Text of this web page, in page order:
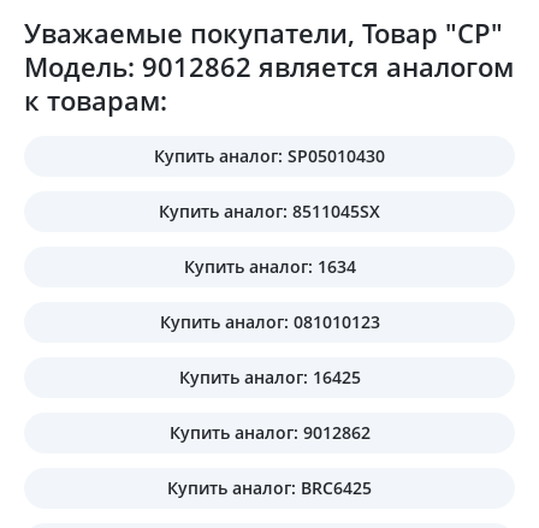
Уважаемые покупатели, Товар "CP"
Модель: 9012862 является аналогом
к товарам:
Купить аналог: SP05010430
Купить аналог: 8511045SX
Купить аналог: 1634
Купить аналог: 081010123
Купить аналог: 16425
Купить аналог: 9012862
Купить аналог: BRC6425